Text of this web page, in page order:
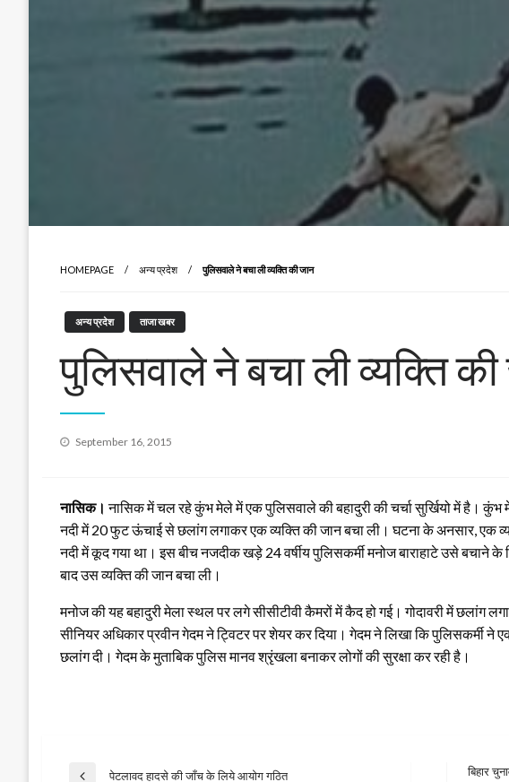
HOMEPAGE अन्य प्रदेश पुलिसवाले ने बचा ली व्यक्ति की जान
अन्य प्रदेश ताजा खबर
पुलिसवाले ने बचा ली व्यक्ति
Posted
September 16, 2015
नासिक। नासिक में चल रहे कुंभ मेले में एक पुलिसवाले की बहादुरी की चर्चा सुर्खियो में है। कुंभ
नदी में 20 फुट ऊंचाई से छलांग लगाकर एक व्यक्ति की जान बचा ली। घटना के अनसार, एक
नदी में कूद गया था। इस बीच नजदीक खड़े 24 वर्षीय पुलिसकर्मी मनोज बाराहाटे उसे
बाद उस व्यक्ति की जान बचा ली।
मनोज की यह बहादुरी मेला स्थल पर लगे सीसीटीवी कैमरों में कैद हो गई। गोदावरी में छलांग
सीनियर अधिकार प्रवीन गेदम ने ट्विटर पर शेयर कर दिया। गेदम ने लिखा कि पुलिसकर्मी
छलांग दी। गेदम के मुताबिक पुलिस मानव श्रृंखला बनाकर लोगों की सुरक्षा कर रही है।
पेटलावद हादसे की जाँच के लिये आयोग गठित
बिहार